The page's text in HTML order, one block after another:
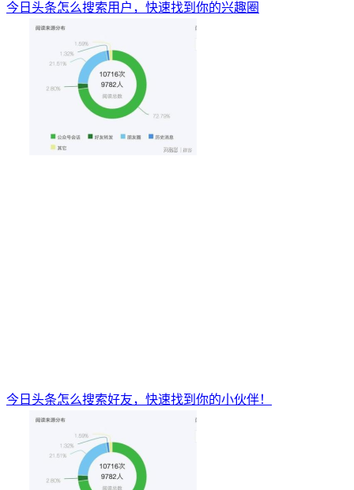
今日头条怎么搜索用户，快速找到你的兴趣圈
今日头条怎么搜索好友，快速找到你的小伙伴！